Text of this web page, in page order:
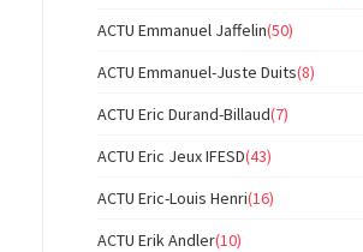
ACTU Emmanuel Jaffelin(50)
ACTU Emmanuel-Juste Duits(8)
ACTU Eric Durand-Billaud(7)
ACTU Eric Jeux IFESD(43)
ACTU Eric-Louis Henri(16)
ACTU Erik Andler(10)